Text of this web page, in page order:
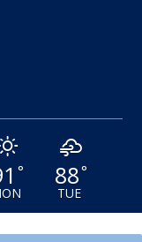
° 88°
TUE